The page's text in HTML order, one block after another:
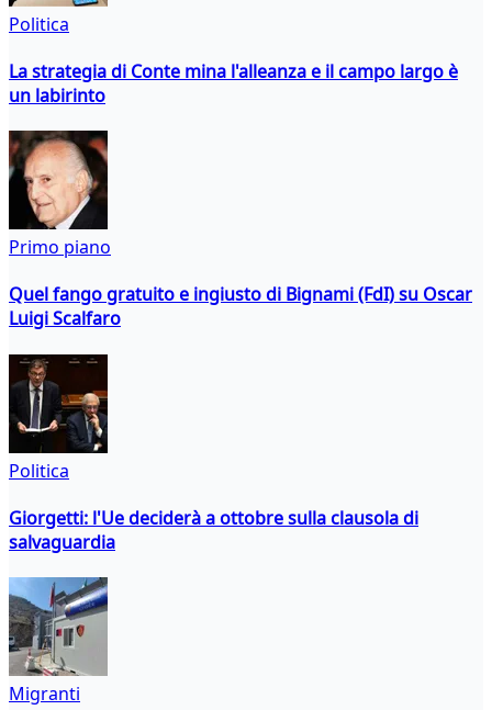
Politica
La strategia di Conte mina l'alleanza e il campo largo è
un labirinto
Primo piano
Quel fango gratuito e ingiusto di Bignami (FdI) su Oscar
Luigi Scalfaro
Politica
Giorgetti: l'Ue deciderà a ottobre sulla clausola di
salvaguardia
Migranti